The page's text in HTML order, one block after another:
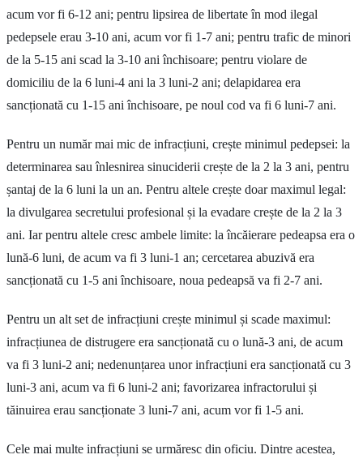
acum vor fi 6-12 ani; pentru lipsirea de libertate în mod ilegal
pedepsele erau 3-10 ani, acum vor fi 1-7 ani; pentru trafic de minori
de la 5-15 ani scad la 3-10 ani închisoare; pentru violare de
domiciliu de la 6 luni-4 ani la 3 luni-2 ani; delapidarea era
sancționată cu 1-15 ani închisoare, pe noul cod va fi 6 luni-7 ani.
Pentru un număr mai mic de infracțiuni, crește minimul pedepsei: la
determinarea sau înlesnirea sinuciderii crește de la 2 la 3 ani, pentru
șantaj de la 6 luni la un an. Pentru altele crește doar maximul legal:
la divulgarea secretului profesional și la evadare crește de la 2 la 3
ani. Iar pentru altele cresc ambele limite: la încăierare pedeapsa era o
lună-6 luni, de acum va fi 3 luni-1 an; cercetarea abuzivă era
sancționată cu 1-5 ani închisoare, noua pedeapsă va fi 2-7 ani.
Pentru un alt set de infracțiuni crește minimul și scade maximul:
infracțiunea de distrugere era sancționată cu o lună-3 ani, de acum
va fi 3 luni-2 ani; nedenunțarea unor infracțiuni era sancționată cu 3
luni-3 ani, acum va fi 6 luni-2 ani; favorizarea infractorului și
tăinuirea erau sancționate 3 luni-7 ani, acum vor fi 1-5 ani.
Cele mai multe infracțiuni se urmăresc din oficiu. Dintre acestea,